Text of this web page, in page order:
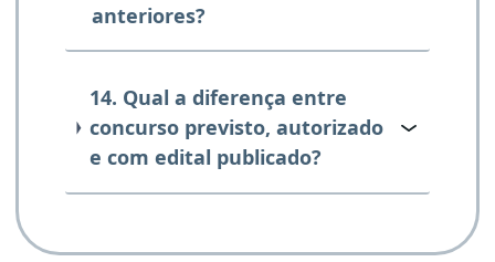
anteriores?
14. Qual a diferença entre
concurso previsto, autorizado
e com edital publicado?